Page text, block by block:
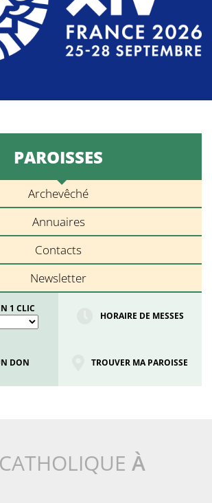
PAROISSES
Archevêché
Annuaires
Contacts
Newsletter
1 CLIC
HORAIRE DE MESSES
DON TROUVER MA PAROISSE
CATHOLIQUE À